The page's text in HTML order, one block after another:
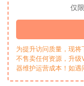
仅
为提升访问质量，现
不售卖任何资源，升级
器维护运营成本！如